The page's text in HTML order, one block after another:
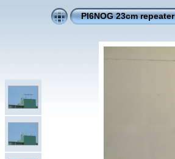
PI6NOG 23cm repeater